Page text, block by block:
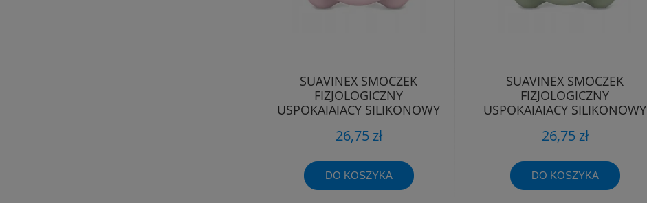
SUAVINEX SMOCZEK
FIZJOLOGICZNY
USPOKAJAJĄCY SILIKONOWY
26,75 zł
DO KOSZYKA
SUAVINEX SMOCZEK
FIZJOLOGICZNY
USPOKAJAJĄCY SILIKONOWY
26,75 zł
DO KOSZYKA